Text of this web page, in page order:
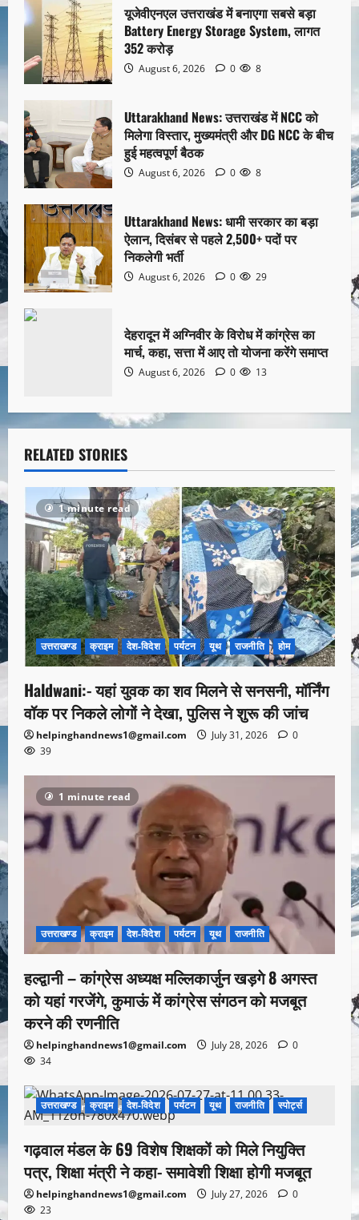
यूजेवीएनएल उत्तराखंड में बनाएगा सबसे बड़ा
Battery Energy Storage System, लागत
352 करोड़
August 6, 2026 0 8
Uttarakhand News: उत्तराखंड में NCC को
मिलेगा विस्तार, मुख्यमंत्री और DG NCC के बीच
हुई महत्वपूर्ण बैठक
August 6, 2026 0 8
Uttarakhand News: धामी सरकार का बड़ा
ऐलान, दिसंबर से पहले 2,500+ पदों पर
निकलेगी भर्ती
August 6, 2026 0 29
देहरादून में अग्निवीर के विरोध में कांग्रेस का
मार्च, कहा, सत्ता में आए तो योजना करेंगे समाप्त
August 6, 2026 0 13
RELATED STORIES
1 minute read
उत्तराखण्ड क्राइम देश-विदेश पर्यटन यूथ राजनीति होम
Haldwani:- यहां युवक का शव मिलने से सनसनी, मॉर्निंग
वॉक पर निकले लोगों ने देखा, पुलिस ने शुरू की जांच
helpinghandnews1@gmail.com July 31, 2026
0
39
1 minute read
उत्तराखण्ड क्राइम देश-विदेश पर्यटन यूथ राजनीति
हल्द्वानी – कांग्रेस अध्यक्ष मल्लिकार्जुन खड़गे 8 अगस्त
को यहां गरजेंगे, कुमाऊं में कांग्रेस संगठन को मजबूत
करने की रणनीति
helpinghandnews1@gmail.com July 28, 2026
0
34
1 minute read
उत्तराखण्ड क्राइम देश-विदेश पर्यटन यूथ राजनीति स्पोर्ट्स
गढ़वाल मंडल के 69 विशेष शिक्षकों को मिले नियुक्ति
पत्र, शिक्षा मंत्री ने कहा- समावेशी शिक्षा होगी मजबूत
helpinghandnews1@gmail.com July 27, 2026
0
23